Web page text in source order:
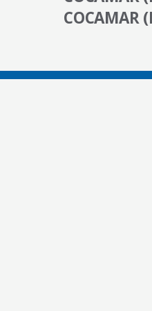
COCAMAR